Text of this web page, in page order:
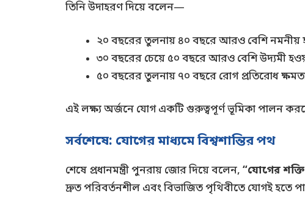
তিনি উদাহরণ দিয়ে বলেন—
২০ বছরের তুলনায় ৪০ বছরে আরও বেশি নমনীয়
৩০ বছরের চেয়ে ৫০ বছরে আরও বেশি উদ্যমী
৫০ বছরের তুলনায় ৭০ বছরে রোগ প্রতিরোধ
এই লক্ষ্য অর্জনে যোগ একটি গুরুত্বপূর্ণ ভূমিকা পালন
সর্বশেষে: যোগের মাধ্যমে বিশ্বশান্তির পথ
শেষে প্রধানমন্ত্রী পুনরায় জোর দিয়ে বলেন, “যোগের
দ্রুত পরিবর্তনশীল এবং বিভাজিত পৃথিবীতে যোগই হতে